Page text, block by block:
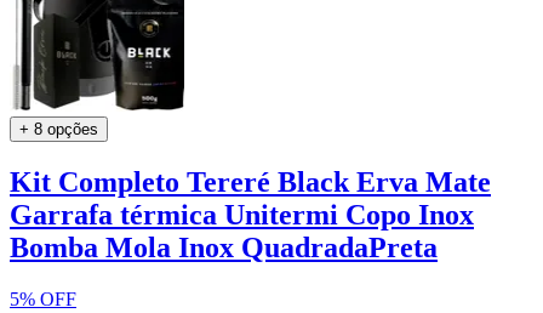
+ 8 opções
Kit Completo Tereré Black Erva Mate
Garrafa térmica Unitermi Copo Inox
Bomba Mola Inox QuadradaPreta
5% OFF